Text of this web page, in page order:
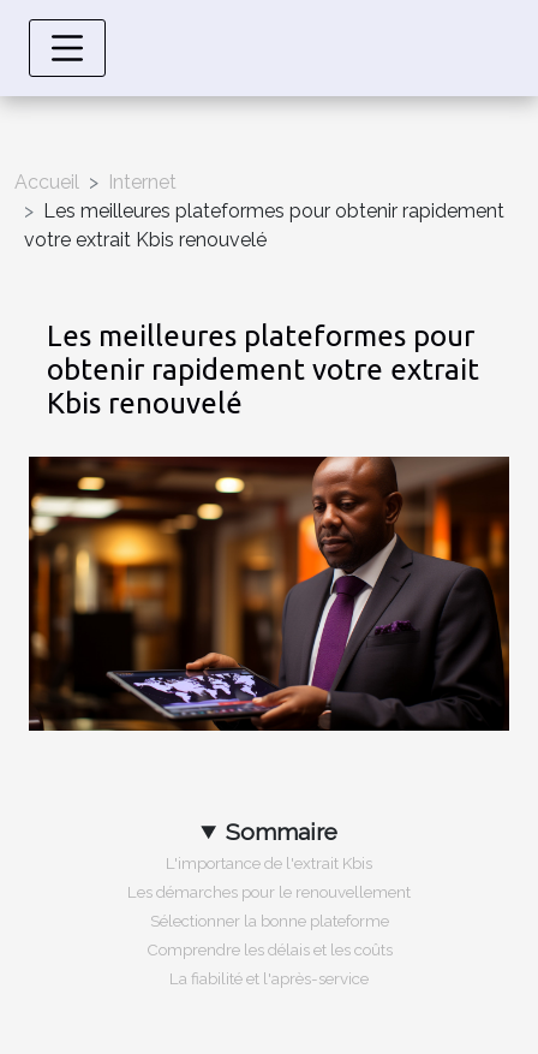
Accueil
Internet
Les meilleures plateformes pour obtenir rapidement
votre extrait Kbis renouvelé
Les meilleures plateformes pour
obtenir rapidement votre extrait
Kbis renouvelé
Sommaire
L'importance de l'extrait Kbis
Les démarches pour le renouvellement
Sélectionner la bonne plateforme
Comprendre les délais et les coûts
La fiabilité et l'après-service